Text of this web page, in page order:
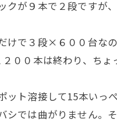
クが９本で２段ですが
けで３段×６００台な
００本は終わり、ちょ
ット溶接して15本いっ
では曲がりません。